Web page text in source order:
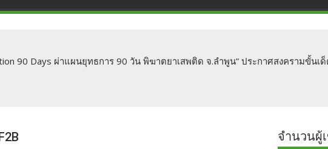
90 Days ผ่าแผนยุทธการ 90 วัน พิฆาตยาเสพติด จ.ลำพูน” ประกาศสงครามขั้นเ
จำนวนผู้